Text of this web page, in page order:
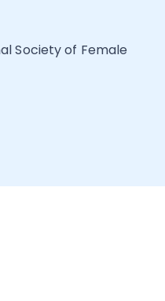
Society of Female